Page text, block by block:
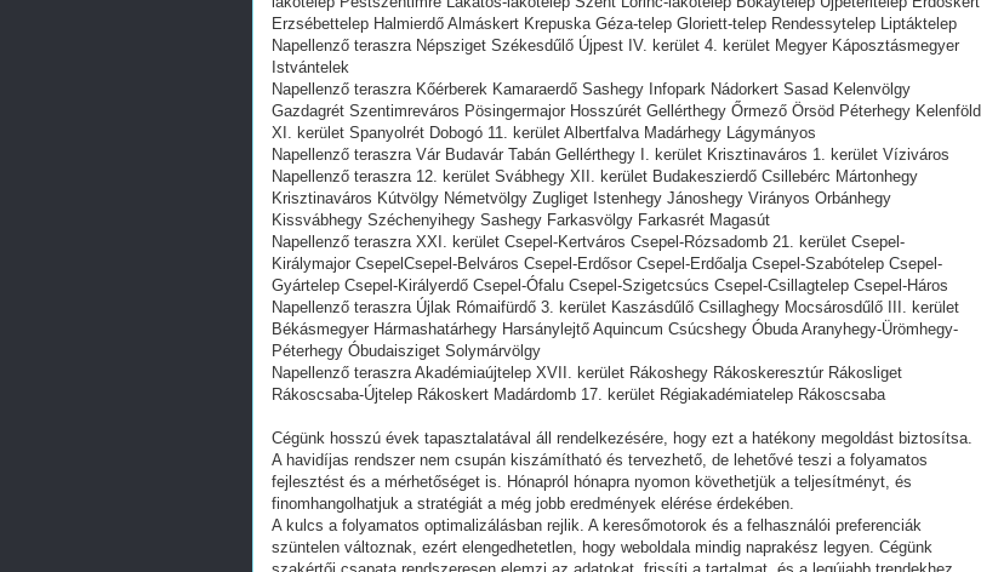
Erzsébettelep Halmierdő Almáskert Krepuska Géza-telep Gloriett-telep Rendessytelep Liptáktelep
Napellenző teraszra Népsziget Székesdűlő Újpest IV. kerület 4. kerület Megyer Káposztásmegyer
Istvántelek
Napellenző teraszra Kőérberek Kamaraerdő Sashegy Infopark Nádorkert Sasad Kelenvölgy
Gazdagrét Szentimreváros Pösingermajor Hosszúrét Gellérthegy Őrmező Örsöd Péterhegy Kelenföld
XI. kerület Spanyolrét Dobogó 11. kerület Albertfalva Madárhegy Lágymányos
Napellenző teraszra Vár Budavár Tabán Gellérthegy I. kerület Krisztinaváros 1. kerület Víziváros
Napellenző teraszra 12. kerület Svábhegy XII. kerület Budakeszierdő Csillebérc Mártonhegy
Krisztinaváros Kútvölgy Németvölgy Zugliget Istenhegy Jánoshegy Virányos Orbánhegy
Kissvábhegy Széchenyihegy Sashegy Farkasvölgy Farkasrét Magasút
Napellenző teraszra XXI. kerület Csepel-Kertváros Csepel-Rózsadomb 21. kerület Csepel-
Királymajor CsepelCsepel-Belváros Csepel-Erdősor Csepel-Erdőalja Csepel-Szabótelep Csepel-
Gyártelep Csepel-Királyerdő Csepel-Ófalu Csepel-Szigetcsúcs Csepel-Csillagtelep Csepel-Háros
Napellenző teraszra Újlak Rómaifürdő 3. kerület Kaszásdűlő Csillaghegy Mocsárosdűlő III. kerület
Békásmegyer Hármashatárhegy Harsánylejtő Aquincum Csúcshegy Óbuda Aranyhegy-Ürömhegy-
Péterhegy Óbudaisziget Solymárvölgy
Napellenző teraszra Akadémiaújtelep XVII. kerület Rákoshegy Rákoskeresztúr Rákosliget
Rákoscsaba-Újtelep Rákoskert Madárdomb 17. kerület Régiakadémiatelep Rákoscsaba
Cégünk hosszú évek tapasztalatával áll rendelkezésére, hogy ezt a hatékony megoldást biztosítsa.
A havidíjas rendszer nem csupán kiszámítható és tervezhető, de lehetővé teszi a folyamatos
fejlesztést és a mérhetőséget is. Hónapról hónapra nyomon követhetjük a teljesítményt, és
finomhangolhatjuk a stratégiát a még jobb eredmények elérése érdekében.
A kulcs a folyamatos optimalizálásban rejlik. A keresőmotorok és a felhasználói preferenciák
szüntelen változnak, ezért elengedhetetlen, hogy weboldala mindig naprakész legyen. Cégünk